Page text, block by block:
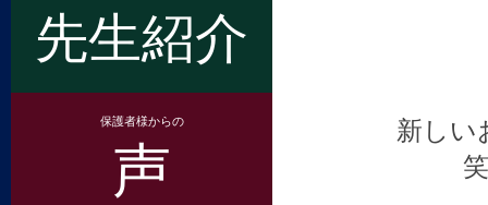
新しい
先生紹介
保護者様からの
声